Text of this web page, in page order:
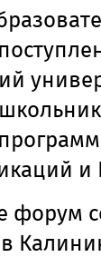
и
форум